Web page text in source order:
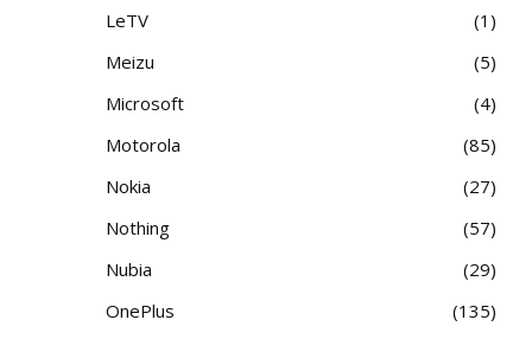
LeTV
1
Meizu
5
Microsoft
4
Motorola
85
Nokia
27
Nothing
57
Nubia
29
OnePlus
135